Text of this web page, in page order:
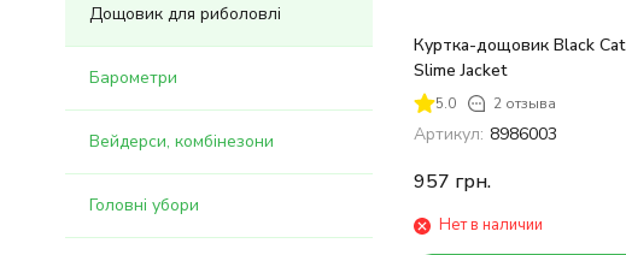
Куртка-дощовик Black Cat
Slime Jacket
5.0 2 отзыва
Артикул: 8986003
957 грн.
Нет в наличии
Дощовик для риболовлі
Барометри
Вейдерси, комбінезони
Головні убори